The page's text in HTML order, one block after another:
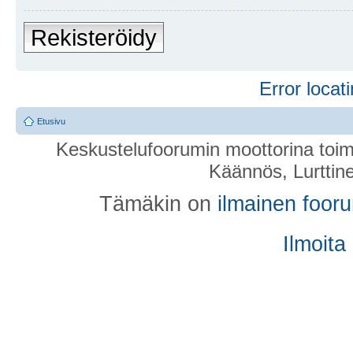
Rekisteröidy
Error
Etusivu
Keskustelufoorumin moottorina
Käännös,
Tämäkin on ilmainen